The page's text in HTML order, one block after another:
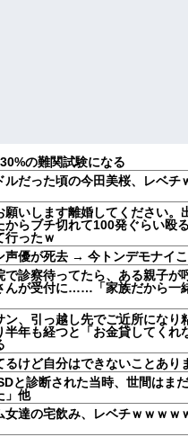
の難関試験になる
ルだった頃の今田美桜、レベチ
願いします離婚してください。
からブチ切れて100発ぐらい殴
行ったｗ
声優が死去 → 今トンデモナイ
で診察待ってたら、ある親子が
んが受付に……「家族だから一
ン、引っ越し先でご近所になり
年も経つと「お金貸してくれ
るけど自分はできないことあり
と診断された当時、世間はま
」他
女達の宅飲み、レベチｗｗｗｗ